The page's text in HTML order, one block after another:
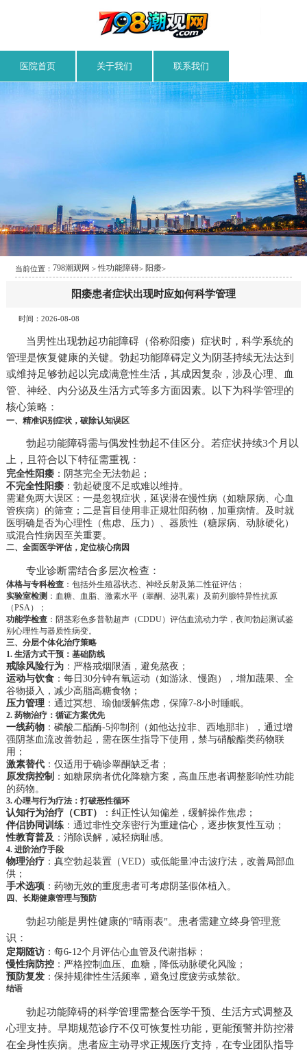
医院首页 关于我们 联系我们
当前位置：798潮观网 >性功能障碍> 阳痿>
阳痿患者症状出现时应如何科学管理
时间：2026-08-08
当男性出现勃起功能障碍（俗称阳痿）症状时，科学系统的
管理是恢复健康的关键。勃起功能障碍定义为阴茎持续无法达到
或维持足够勃起以完成满意性生活，其成因复杂，涉及心理、血
管、神经、内分泌及生活方式等多方面因素。以下为科学管理的
核心策略：
一、精准识别症状，破除认知误区
勃起功能障碍需与偶发性勃起不佳区分。若症状持续3个月以
上，且符合以下特征需重视：
完全性阳痿：阴茎完全无法勃起；
不完全性阳痿：勃起硬度不足或难以维持。
需避免两大误区：一是忽视症状，延误潜在慢性病（如糖尿病、心血
管疾病）的筛查；二是盲目使用非正规壮阳药物，加重病情。及时就
医明确是否为心理性（焦虑、压力）、器质性（糖尿病、动脉硬化）
或混合性病因至关重要。
二、全面医学评估，定位核心病因
专业诊断需结合多层次检查：
体格与专科检查：包括外生殖器状态、神经反射及第二性征评估；
实验室检测 ：血糖、血脂、激素水平（睾酮、泌乳素）及前列腺特异性抗原
（PSA）；
功能学检查：阴茎彩色多普勒超声（CDDU）评估血流动力学，夜间勃起测试鉴
别心理性与器质性病变。
三、分层个体化治疗策略
1. 生活方式干预：基础防线
戒除风险行为：严格戒烟限酒，避免熬夜；
运动与饮食：每日30分钟有氧运动（如游泳、慢跑），增加蔬果、全
谷物摄入，减少高脂高糖食物；
压力管理：通过冥想、瑜伽缓解焦虑，保障7-8小时睡眠。
2. 药物治疗：循证方案优先
一线药物：磷酸二酯酶-5抑制剂（如他达拉非、西地那非），通过增
强阴茎血流改善勃起，需在医生指导下使用，禁与硝酸酯类药物联
用；
激素替代：仅适用于确诊睾酮缺乏者；
原发病控制 ：如糖尿病者优化降糖方案，高血压患者调整影响性功能
的药物。
3.心理与行为疗法：打破恶性循环
认知行为治疗（CBT）
：纠正性认知偏差，缓解操作焦虑；
伴侣协同训练：通过非性交亲密行为重建信心，逐步恢复性互动；
性教育普及 ：消除误解，减轻病耻感。
4. 进阶治疗手段
物理治疗：真空勃起装置（VED）或低能量冲击波疗法，改善局部血
供；
手术选项 ：药物无效的重度患者可考虑阴茎假体植入。
四、长期健康管理与预防
勃起功能是男性健康的"晴雨表"。患者需建立终身管理意
识：
定期随访：每6-12个月评估心血管及代谢指标；
慢性病防控：严格控制血压、血糖，降低动脉硬化风险；
预防复发：保持规律性生活频率，避免过度疲劳或禁欲。
结语
勃起功能障碍的科学管理需整合医学干预、生活方式调整及
心理支持。早期规范诊疗不仅可恢复性功能，更能预警并防控潜
在全身性疾病。患者应主动寻求正规医疗支持，在专业团队指导